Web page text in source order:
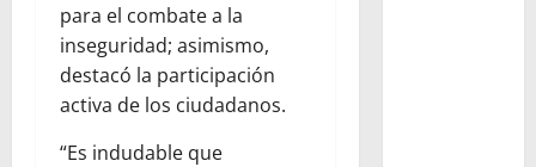
para el combate a la
inseguridad; asimismo,
destacó la participación
activa de los ciudadanos.
“Es indudable que